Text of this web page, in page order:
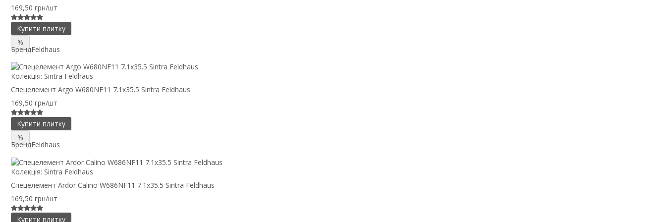
169,50 грн/шт
Купити плитку
%
БрендFeldhaus
Колекція: Sintra Feldhaus
Спецелемент Argo W680NF11 7.1x35.5 Sintra Feldhaus
169,50 грн/шт
Купити плитку
%
БрендFeldhaus
Колекція: Sintra Feldhaus
Спецелемент Ardor Calino W686NF11 7.1x35.5 Sintra Feldhaus
169,50 грн/шт
Купити плитку